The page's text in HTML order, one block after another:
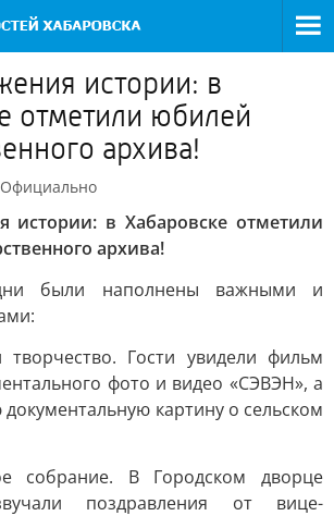
истории: в
отметили юбилей
архива!
Официально
истории: в Хабаровске отметили
архива!
были наполнены важными и
Гости увидели фильм
фото и видео «СЭВЭН», а
картину о сельском
собрание. В Городском дворце
поздравления от вице-